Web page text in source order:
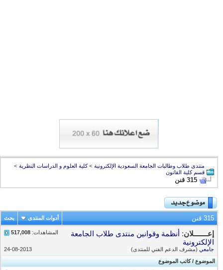
منتدى طلاب وطالبات الجامعة السعودية الإلكترونية > كلية العلوم و الدراسات النظرية >
قسم كلية القانون
315 قنن
315 قنن أدوات المنتدى بحث
المشاهدات:517,008 إعـــــــلان:أنظمة وقوانين منتدى طلاب الجامعة
الإلكترونية
24-08-2013 جامعي(مشرف الدعم الفني للمنتدى)
الموضوع/كاتب الموضوع